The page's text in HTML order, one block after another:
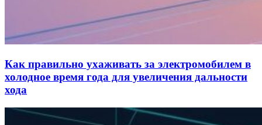
Как правильно ухаживать за электромобилем в
холодное время года для увеличения дальности
хода